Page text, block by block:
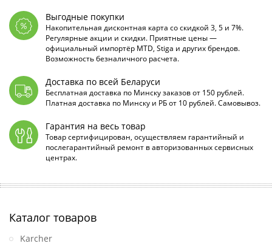
Выгодные покупки
Накопительная дисконтная карта со скидкой 3, 5 и 7%.
Регулярные акции и скидки. Приятные цены —
официальный импортёр MTD, Stiga и других брендов.
Возможность безналичного расчета.
Доставка по всей Беларуси
Бесплатная доставка по Минску заказов от 150 рублей.
Платная доставка по Минску и РБ от 10 рублей. Самовывоз.
Гарантия на весь товар
Товар сертифицирован, осуществляем гарантийный и
послегарантийный ремонт в авторизованных сервисных
центрах.
Каталог товаров
Karcher